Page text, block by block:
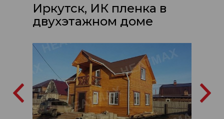
Иркутск, ИК пленка в
двухэтажном доме